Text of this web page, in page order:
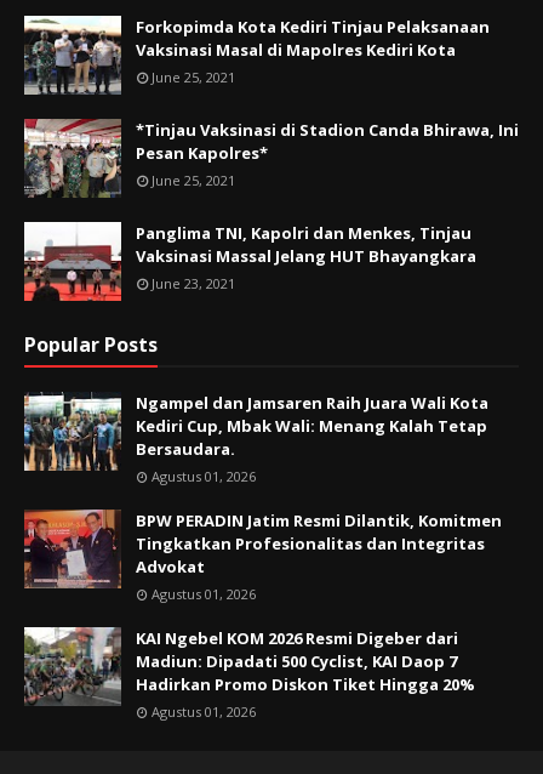
Forkopimda Kota Kediri Tinjau Pelaksanaan
Vaksinasi Masal di Mapolres Kediri Kota
June 25, 2021
*Tinjau Vaksinasi di Stadion Canda Bhirawa, Ini
Pesan Kapolres*
June 25, 2021
Panglima TNI, Kapolri dan Menkes, Tinjau
Vaksinasi Massal Jelang HUT Bhayangkara
June 23, 2021
Popular Posts
Ngampel dan Jamsaren Raih Juara Wali Kota
Kediri Cup, Mbak Wali: Menang Kalah Tetap
Bersaudara.
Agustus 01, 2026
BPW PERADIN Jatim Resmi Dilantik, Komitmen
Tingkatkan Profesionalitas dan Integritas
Advokat
Agustus 01, 2026
KAI Ngebel KOM 2026 Resmi Digeber dari
Madiun: Dipadati 500 Cyclist, KAI Daop 7
Hadirkan Promo Diskon Tiket Hingga 20%
Agustus 01, 2026